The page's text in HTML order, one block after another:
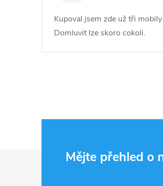
Kupoval jsem zde už tři
Domluvit lze skoro cokoli.
Mějte přehled o